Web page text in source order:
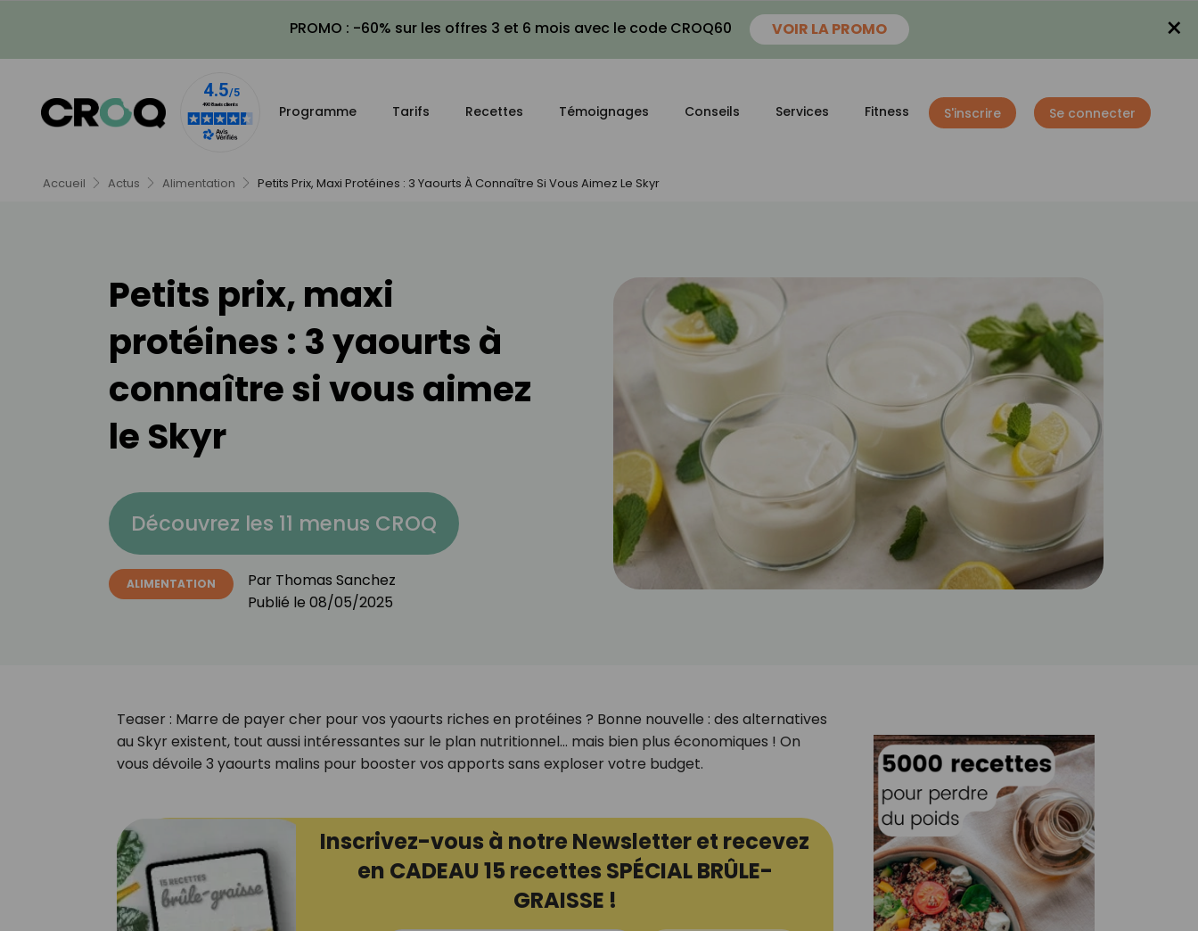
PROMO : -60% sur les offres 3 et 6 mois avec le code CROQ60 VOIR LA PROMO ×
Programme Tarifs Recettes Témoignages Conseils Services Fitness S'inscrire Se connecter
Accueil Actus Alimentation Petits Prix, Maxi Protéines : 3 Yaourts À Connaître Si Vous Aimez Le Skyr
Petits prix, maxi
protéines : 3 yaourts à
connaître si vous aimez
le Skyr
Découvrez les 11 menus CROQ
ALIMENTATION Par Thomas Sanchez
Publié le 08/05/2025
Teaser : Marre de payer cher pour vos yaourts riches en protéines ? Bonne nouvelle : des alternatives
au Skyr existent, tout aussi intéressantes sur le plan nutritionnel… mais bien plus économiques ! On
vous dévoile 3 yaourts malins pour booster vos apports sans exploser votre budget.
Inscrivez-vous à notre Newsletter et recevez
en CADEAU 15 recettes SPÉCIAL BRÛLE-
GRAISSE !